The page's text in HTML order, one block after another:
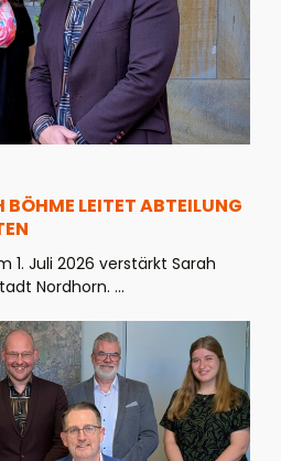
LEITET ABTEILUNG
1. Juli 2026 verstärkt Sarah
Nordhorn. ...